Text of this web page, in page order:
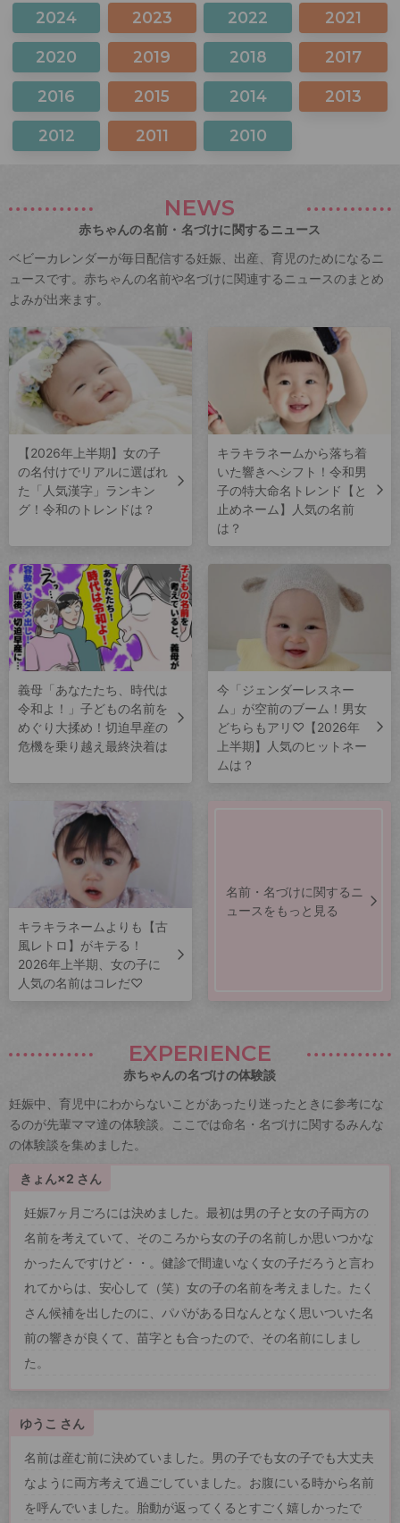
2024 2023 2022 2021
2020 2019 2018 2017
2016 2015 2014 2013
2012 2011 2010
NEWS
赤ちゃんの名前・名づけに関するニュース
ベビーカレンダーが毎日配信する妊娠、出産、育児のためになるニ
ュースです。赤ちゃんの名前や名づけに関連するニュースのまとめ
よみが出来ます。
【2026年上半期】女の子
の名付けでリアルに選ばれ
た「人気漢字」ランキン
グ！令和のトレンドは？
キラキラネームから落ち着
いた響きへシフト！令和男
子の特大命名トレンド【と
止めネーム】人気の名前
は？
義母「あなたたち、時代は
令和よ！」子どもの名前を
めぐり大揉め！切迫早産の
危機を乗り越え最終決着は
今「ジェンダーレスネー
ム」が空前のブーム！男女
どちらもアリ♡【2026年
上半期】人気のヒットネー
ムは？
キラキラネームよりも【古
風レトロ】がキテる！
2026年上半期、女の子に
人気の名前はコレだ♡
名前・名づけに関するニ
ュースをもっと見る
EXPERIENCE
赤ちゃんの名づけの体験談
妊娠中、育児中にわからないことがあったり迷ったときに参考にな
るのが先輩ママ達の体験談。ここでは命名・名づけに関するみんな
の体験談を集めました。
きょん×2 さん
妊娠7ヶ月ごろには決めました。最初は男の子と女の子両方の
名前を考えていて、そのころから女の子の名前しか思いつかな
かったんですけど・・。健診で間違いなく女の子だろうと言わ
れてからは、安心して（笑）女の子の名前を考えました。たく
さん候補を出したのに、パパがある日なんとなく思いついた名
前の響きが良くて、苗字とも合ったので、その名前にしまし
た。
ゆうこ さん
名前は産む前に決めていました。男の子でも女の子でも大丈夫
なように両方考えて過ごしていました。お腹にいる時から名前
を呼んでいました。胎動が返ってくるとすごく嬉しかったで